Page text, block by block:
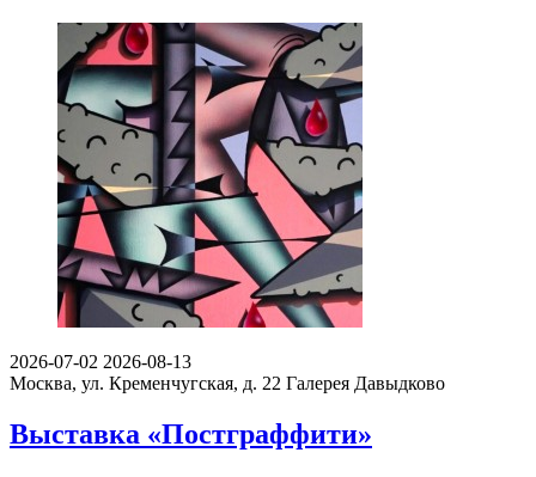
2026-07-02 2026-08-13
Москва, ул. Кременчугская, д. 22 Галерея Давыдково
Выставка «Постграффити»